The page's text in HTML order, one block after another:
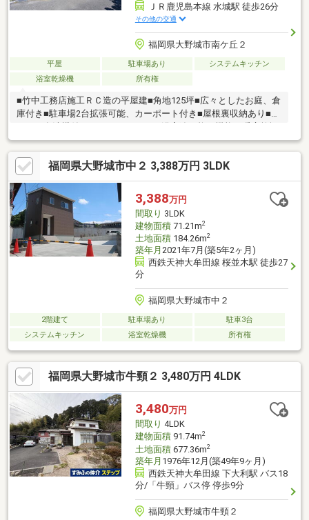
ＪＲ鹿児島本線 水城駅 徒歩26分
その他の交通
福岡県大野城市南ケ丘２
平屋 駐車場あり
システムキッチン
浴室乾燥機
所有権
■竹中工務店施工ＲＣ造の平屋建■角地125坪■広々としたお庭、倉
庫付き■駐車場2台拡張可能、カーポート付き■屋根裏収納あり■キ
機付き、浴室に窓あり■全居室雨戸付き■西鉄バス南ヶ丘1丁目停
徒歩約4分(ＪＲ大野城駅、西鉄大牟田線下大利駅行)
福岡県大野城市中２ 3,388万円 3LDK
3,388万円
間取り 3LDK
建物面積71.21m2
土地面積184.26m2
築年月 2021年7月(築5年2ヶ月)
西鉄天神大牟田線 桜並木駅 徒歩27
分
福岡県大野城市中２
2階建て 駐車場あり
駐車3台
システムキッチン
浴室乾燥機 所有権
福岡県大野城市牛頸２ 3,480万円 4LDK
3,480万円
間取り 4LDK
建物面積91.74m2
土地面積677.36m2
築年月 1976年12月(築49年9ヶ月)
西鉄天神大牟田線 下大利駅 バス18
分/「牛頸」バス停 停歩9分
福岡県大野城市牛頸２